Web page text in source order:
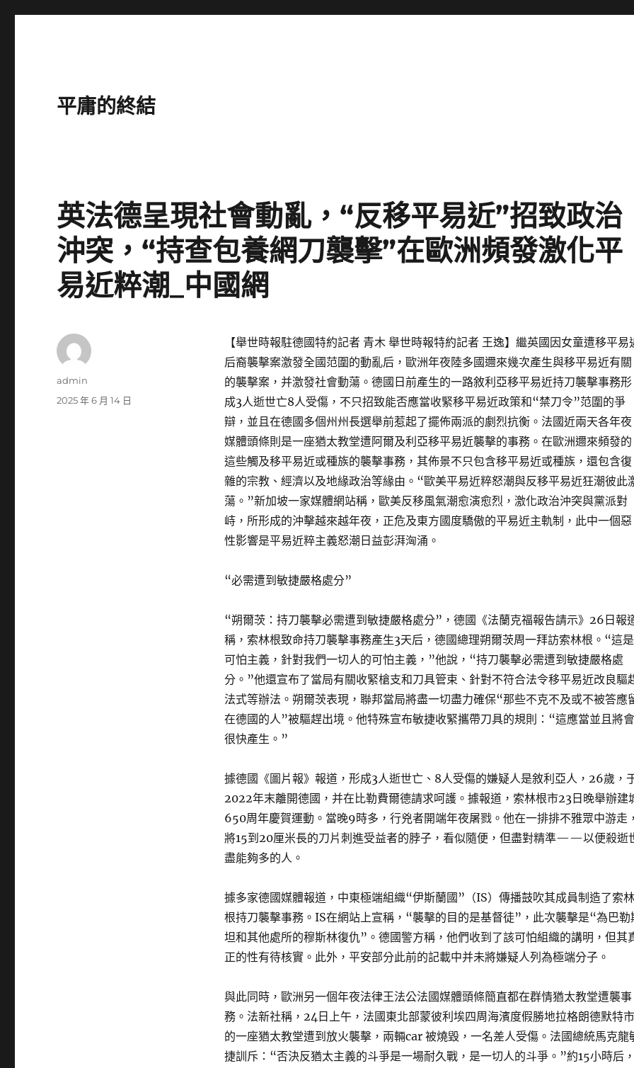
平庸的終結
英法德呈現社會動亂，“反移平易近”招致政治
沖突，“持查包養網刀襲擊”在歐洲頻發激化平
易近粹潮_中國網
【舉世時報駐德國特約記者 青木 舉世時報特約記者 王逸】繼英國因女童遭移平易
后裔襲擊案激發全國范圍的動亂后，歐洲年夜陸多國邇來幾次產生與移平易近有關
的襲擊案，并激發社會動蕩。德國日前產生的一路敘利亞移平易近持刀襲擊事務形
成3人逝世亡8人受傷，不只招致能否應當收緊移平易近政策和“禁刀令”范圍的爭
辯，並且在德國多個州州長選舉前惹起了擺佈兩派的劇烈抗衡。法國近兩天各年夜
媒體頭條則是一座猶太教堂遭阿爾及利亞移平易近襲擊的事務。在歐洲邇來頻發的
這些觸及移平易近或種族的襲擊事務，其佈景不只包含移平易近或種族，還包含復
雜的宗教、經濟以及地緣政治等緣由。“歐美平易近粹怒潮與反移平易近狂潮彼此
蕩。”新加坡一家媒體網站稱，歐美反移風氣潮愈演愈烈，激化政治沖突與黨派對
峙，所形成的沖擊越來越年夜，正危及東方國度驕傲的平易近主軌制，此中一個惡
性影響是平易近粹主義怒潮日益彭湃洶涌。
“必需遭到敏捷嚴格處分”
“朔爾茨：持刀襲擊必需遭到敏捷嚴格處分”，德國《法蘭克福報告請示》26日報
稱，索林根致命持刀襲擊事務產生3天后，德國總理朔爾茨周一拜訪索林根。“這是
可怕主義，針對我們一切人的可怕主義，”他說，“持刀襲擊必需遭到敏捷嚴格處
分。”他還宣布了當局有關收緊槍支和刀具管束、針對不符合法令移平易近改良驅
法式等辦法。朔爾茨表現，聯邦當局將盡一切盡力確保“那些不克不及或不被答應
在德國的人”被驅趕出境。他特殊宣布敏捷收緊攜帶刀具的規則：“這應當並且將會
很快產生。”
據德國《圖片報》報道，形成3人逝世亡、8人受傷的嫌疑人是敘利亞人，26歲，
2022年末離開德國，并在比勒費爾德請求呵護。據報道，索林根市23日晚舉辦建
650周年慶賀運動。當晚9時多，行兇者開端年夜屠戮。他在一排排不雅眾中游走，
將15到20厘米長的刀片刺進受益者的脖子，看似隨便，但盡對精準——以便殺逝
盡能夠多的人。
據多家德國媒體報道，中東極端組織“伊斯蘭國”（IS）傳播鼓吹其成員制造了索林
根持刀襲擊事務。IS在網站上宣稱，“襲擊的目的是基督徒”，此次襲擊是“為巴勒
坦和其他處所的穆斯林復仇”。德國警方稱，他們收到了該可怕組織的講明，但其
正的性有待核實。此外，平安部分此前的記載中并未將嫌疑人列為極端分子。
與此同時，歐洲另一個年夜法律王法公法國媒體頭條簡直都在群情猶太教堂遭襲事
務。法新社稱，24日上午，法國東北部蒙彼利埃四周海濱度假勝地拉格朗德默特市
的一座猶太教堂遭到放火襲擊，兩輛car 被燒毀，一名差人受傷。法國總統馬克龍
捷訓斥：“否決反猶太主義的斗爭是一場耐久戰，是一切人的斗爭。”約15小時后，
作
admin
發
2025 年 6 月 14 日